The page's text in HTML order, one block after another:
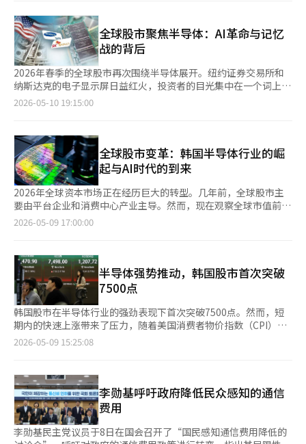
了余额的增长。本月，银行的活期存款流出超过5000亿韩元，这
也反映了市场对股市上涨的期待。五大银行的活期存款余额截至5
月7日为696万511亿韩元，比4月底（696万5524亿韩元）减少了
5013亿韩元。继4月减少3万3557亿韩元后，资金连续两个月流
出。在这种情况下，部分银行感受到危机感，开始采取措施保护存
款。农协银行将NH All-in-e存款利率从年利率2.95%提高至
3.10%。Kakao银行和K-Bank也分别推出年利率3.1%的定期存款
等3%利率的产品。然而，有观点认为，利率的上调难以改变资金
下，轻微提高利率无法阻止资金流动。”※ 本报道经人工智能
（AI）系统翻译与编辑。
统计，截至本月7日，韩国全部ETF净资产规模达到456万亿韩元
（约合人民币2.1万亿）。自上月15日首次突破400万亿韩元后，
不到一个月再次增加逾50万亿韩元，显示资金正持续流入韩国股
市。 其中，投资韩国国内上市企业的国内股票型ETF净资产达到
212万亿韩元，首次突破200万亿韩元，占整体ETF净资产的
46.6%。其占KOSPI总市值的比重也升至3.47%，创下历史最高水
平。 市场普遍认为，此前持续流向海外股票型ETF的资金，正重新
回流韩国本土股市。随着KOSPI持续上涨，越来越多个人投资者开
量“股市新手”入场。 据韩国5家大型证券公司统计，截至4月
底，通过相关平台投资ETF的20岁以下投资者人数达到30.2669万
人，较去年年底增加37%。 与此同时，市场波动性扩大也推动期
货夜间交易迅速升温。据韩国交易所统计，截至本月7日，
KOSPI200期货夜间交易日均成交额达到14.6133万亿韩元，较去
年12月的4.9106万亿韩元增加近3倍。 KOSPI200期货夜间交易于
工作日下午6时至次日上午6时进行，可在正式交易结束后提前应对
海外市场变化。尤其是在今年2月底美国、以色列与伊朗之间爆发
动加剧，也明显提高了投资者对夜间交易的关注度。 市场预计，
KOSPI200期货夜间交易规模今后仍可能继续增长。除中东局势
外，美国通胀走势、美联储利率政策以及大型企业财报等海外变
量，仍将持续影响韩国股市。 NH投资证券研究员罗正桓（音）表
示，业绩季结束后，市场进一步上涨的关键在于通胀是否维持稳
定。若美国4月核心消费者物价指数（CPI）同比涨幅符合市场预
期，市场有望维持稳定走势。
全球股市聚焦半导体：AI革命与记忆
战的背后
2026年春季的全球股市再次围绕半导体展开。纽约证券交易所和
纳斯达克的电子显示屏日益红火，投资者的目光集中在一个词上，
那就是人工智能（AI）。 最近，美国股市中半导体股的暴涨并非简
一天内上涨15%，AMD和英特尔（Intel）也接近上涨10%至
15%，这已超出简单的利好反应。市场开始将半导体视为继石油之
后最重要的战略资产。 尤其是记忆半导体市场的氛围与过去完全
不同。曾几何时，记忆产业被称为“鸡蛋游戏产业”。三星电子和
SK海力士，以及日本和台湾的企业在增加供应时，价格暴跌；而
减产时又会复苏，形成极端的经济周期。每当全球经济动荡时，
DRAM价格便会崩溃，半导体企业的营业利润也如过山车般波动。
然而，随着AI时代的到来，市场开始以全新的视角看待记忆产业。
数万亿次运算的超高速记忆。其核心正是HBM（高带宽记忆）。
HBM与英伟达（NVIDIA）GPU结合，成为AI服务器的“大脑”。
如果说GPU是引擎，那么HBM就是输送血液和氧气的血管。 随着
AI模型的不断扩大，HBM的需求激增。OpenAI、谷歌、Meta、亚
马逊、xAI以及中国的科技巨头们纷纷加入AI数据中心的竞争，全
球HBM的供应量已接近枯竭。 特别是SK海力士迅速崛起，成为英
伟达供应链的核心企业。市场普遍认为其是“AI时代最大的受益企
业之一”，因为HBM市场的初期先发优势极为显著。三星电子也
导体产业已不再是单纯的企业竞争，而是国家的全面战争。 美国
通过半导体支持法案（CHIPS Act）扩大国内先进半导体生产基
地，而中国则几乎将国家命运寄托在半导体自给自足上。日本与台
积电（TSMC）合作，在九州推动半导体复兴项目，印度和中东国
家也纷纷加入AI数据中心和先进芯片的争夺战。 现在，半导体不再
是简单的电子元件，而是军事力量、金融体系和国家安全的核心资
2026-05-10 19:15:00
全球股市变革：韩国半导体行业的崛
起与AI时代的到来
2026年全球资本市场正在经历巨大的转型。几年前，全球股市主
要由平台企业和消费中心产业主导。然而，现在观察全球市值前列
的企业，发现这一趋势已经发生了根本变化。人工智能（AI）、半
GPU、HBM、AI服务器和数据中心则是全球经济的心脏。最显著
的变化是半导体行业地位的转变。曾几何时，半导体是典型的受经
济周期影响的制造业。然而，随着AI时代的到来，半导体已不再是
简单的部件产业，而是影响国家安全、金融、外交和军事战略的关
键产业。美国对中国的先进GPU出口实施管制，中国则全力支持本
国半导体产业的发展，台湾海峡成为全球经济最大的地缘政治风险
区域，这一切都不是偶然。AI时代的半导体已成为类似于20世纪石
油的战略资产。在最新的全球市值排名中（截至5月9日的估算），
元市值，位列全球第11位，这不仅仅是股价上涨的结果。这表明，
韩国的产业结构依然是全球制造业的核心支柱。尤其是HBM和AI内
存的竞争力开始显现，韩国企业再次站上全球资本市场的中心舞
台。SK海力士的迅速崛起更是戏剧性。曾被视为三星电子的后起
之秀，如今已成为AI内存时代的核心供应商。HBM市场的主导权不
仅仅是技术优势，更是决定整个AI产业性能和效率的关键因素。AI
2026-05-09 17:00:00
半导体强势推动，韩国股市首次突破
7500点
韩国股市在半导体行业的强劲表现下首次突破7500点。然而，短
期内的快速上涨带来了压力，随着美国消费者物价指数（CPI）和
美中首脑会谈等重要事件的临近，下周股市可能面临行业轮动和波
日的一周内，韩国综合股价指数和KOSDAQ分别上涨了13.90%和
1.29%。 本周，受全球半导体热潮的推动，国内股市继续走强。三
星电子和SK海力士等大型半导体股吸引了大量买盘，韩国综合股
价指数在盘中突破7500点，市值也超过了6000万亿韩元。美国大
型科技公司的良好业绩和对人工智能（AI）投资扩大的期待刺激了
2026-05-09 15:25:08
李勋基呼吁政府降低民众感知的通信
费用
李勋基民主党议员于8日在国会召开了“国民感知通信费用降低的